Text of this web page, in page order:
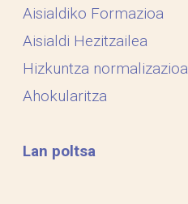
Aisialdiko Formazioa
Aisialdi Hezitzailea
Hizkuntza normalizazioa
Ahokularitza
Lan poltsa